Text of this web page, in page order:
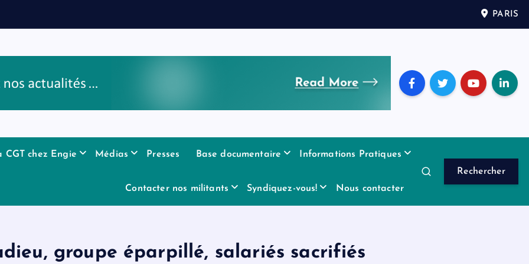
PARIS
CGT chez Engie Médias Presses Base documentaire Informations Pratiques
Contacter nos militants Syndiquez-vous! Nous contacter
Rechercher
groupe éparpillé, salariés sacrifiés